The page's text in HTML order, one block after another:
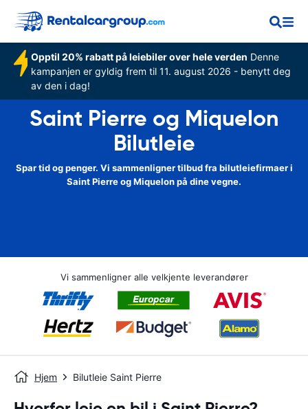
Opptil 20% rabatt på leiebiler over hele verden Denne
kampanjen er gyldig frem til 11. august 2026 - benytt deg
av den i dag!
Saint Pierre og Miquelon
Bilutleie
Spar tid og penger. Vi sammenligner tilbud fra bilutleiefirmaer i
Saint Pierre og Miquelon på dine vegne.
Vi sammenligner alle velkjente leverandører
Hjem Bilutleie Saint Pierre